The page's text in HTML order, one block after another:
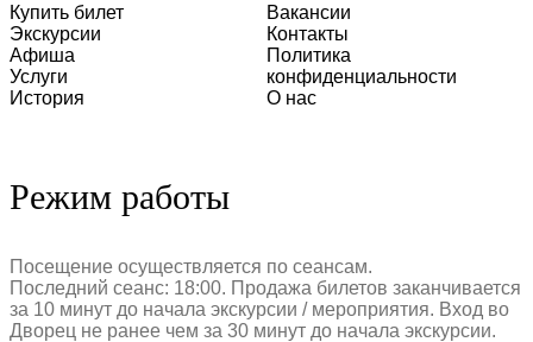
Купить билет
Экскурсии
Афиша
Услуги
История
Вакансии
Контакты
Политика
конфиденциальности
О нас
Режим работы
Посещение осуществляется по сеансам.
Последний сеанс: 18:00. Продажа билетов заканчивается
за 10 минут до начала экскурсии / мероприятия. Вход во
Дворец не ранее чем за 30 минут до начала экскурсии.